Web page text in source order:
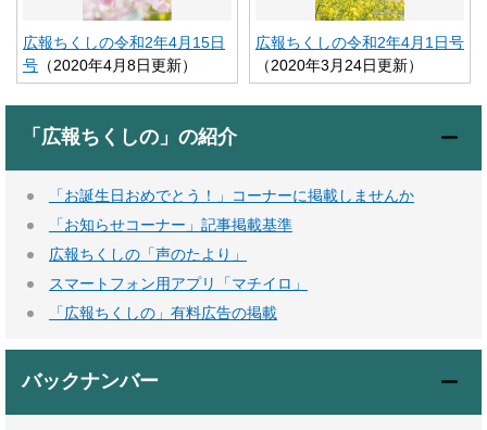
広報ちくしの令和2年4月15日
号 （2020年4月8日更新）
広報ちくしの令和2年4月1日号
（2020年3月24日更新）
「広報ちくしの」の紹介
「お誕生日おめでとう！」コーナーに掲載しませんか
「お知らせコーナー」記事掲載基準
広報ちくしの「声のたより」
スマートフォン用アプリ「マチイロ」
「広報ちくしの」有料広告の掲載
バックナンバー